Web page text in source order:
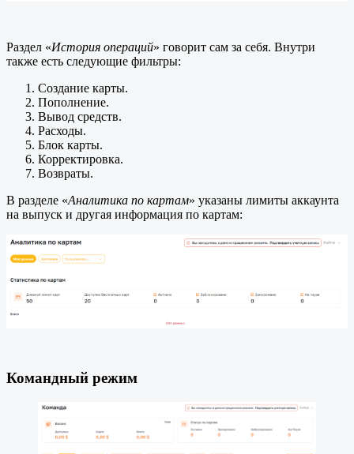
Раздел «История операций» говорит сам за себя. Внутри
также есть следующие фильтры:
Создание карты.
Пополнение.
Вывод средств.
Расходы.
Блок карты.
Корректировка.
Возвраты.
В разделе «Аналитика по картам» указаны лимиты аккаунта
на выпуск и другая информация по картам:
Командный режим